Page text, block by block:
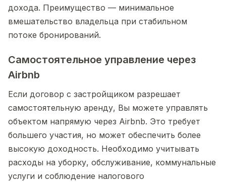
дохода. Преимущество — минимальное
вмешательство владельца при стабильном
потоке бронирований.
Самостоятельное управление через
Airbnb
Если договор с застройщиком разрешает
самостоятельную аренду, Вы можете управлять
объектом напрямую через Airbnb. Это требует
большего участия, но может обеспечить более
высокую доходность. Необходимо учитывать
расходы на уборку, обслуживание, коммунальные
услуги и соблюдение налогового